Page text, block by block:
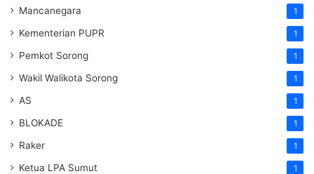
Mancanegara 1
Kementerian PUPR 1
Pemkot Sorong 1
Wakil Walikota Sorong 1
AS 1
BLOKADE 1
Raker 1
Ketua LPA Sumut 1